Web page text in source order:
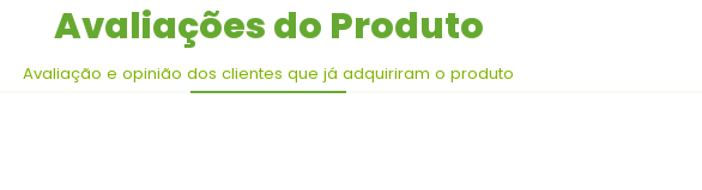
Avaliações do Produto
Avaliação e opinião dos clientes que já adquiriram o produto